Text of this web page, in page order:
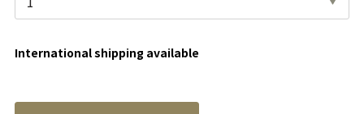
International shipping available